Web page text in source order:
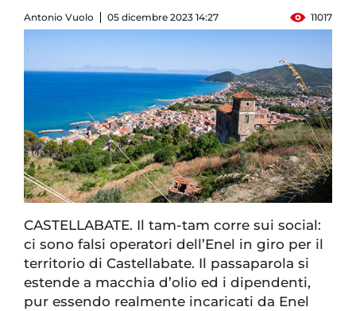
Antonio Vuolo 05 dicembre 2023 14:27 11017
CASTELLABATE. Il tam-tam corre sui social:
ci sono falsi operatori dell’Enel in giro per il
territorio di Castellabate. Il passaparola si
estende a macchia d’olio ed i dipendenti,
pur essendo realmente incaricati da Enel